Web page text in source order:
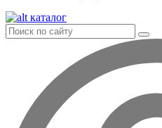
каталог